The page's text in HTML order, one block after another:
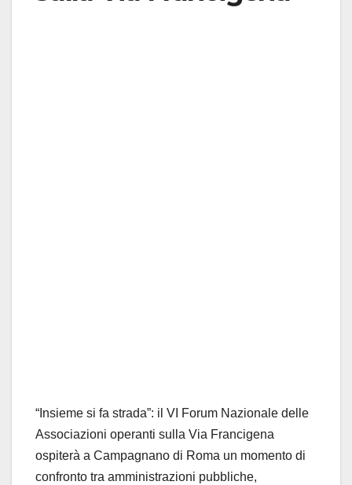
“Insieme si fa strada”: il VI Forum Nazionale delle
Associazioni operanti sulla Via Francigena
ospiterà a Campagnano di Roma un momento di
confronto tra amministrazioni pubbliche,